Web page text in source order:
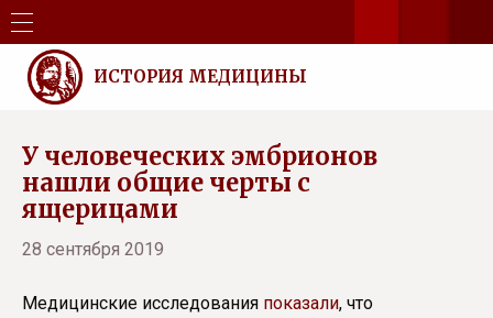
ИСТОРИЯ МЕДИЦИНЫ
У человеческих эмбрионов
нашли общие черты с
ящерицами
28 сентября 2019
Медицинские исследования показали, что